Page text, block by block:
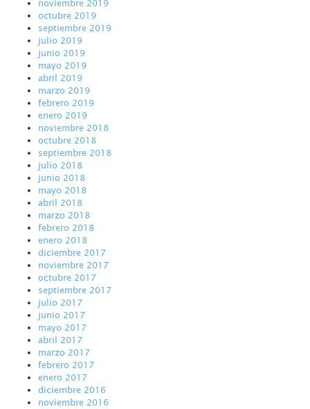
noviembre 2019
octubre 2019
septiembre 2019
julio 2019
junio 2019
mayo 2019
abril 2019
marzo 2019
febrero 2019
enero 2019
noviembre 2018
octubre 2018
septiembre 2018
julio 2018
junio 2018
mayo 2018
abril 2018
marzo 2018
febrero 2018
enero 2018
diciembre 2017
noviembre 2017
octubre 2017
septiembre 2017
julio 2017
junio 2017
mayo 2017
abril 2017
marzo 2017
febrero 2017
enero 2017
diciembre 2016
noviembre 2016